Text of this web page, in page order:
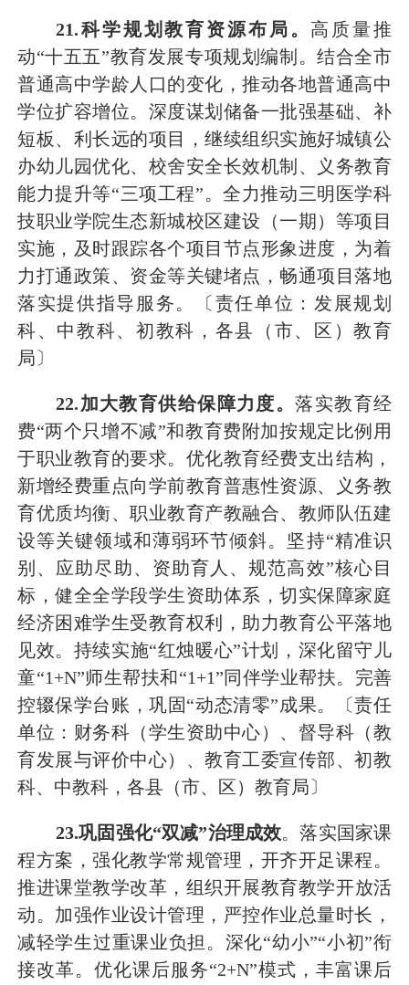
21.科学规划教育资源布局。 高质量推
动“十五五”教育发展专项规划编制 。结合全市
普通高中学龄人口的变化，推动各地普通高中
学位扩容增位。 深度谋划储备一批强基础、补
短板、利长远的项目
，继续组织实施好城镇公
办幼儿园优化、校舍安全长效机制、义务教育
能力提升等“三项工程”。全力推动三明医学科
技职业学院生态新城校区建设（一期）等项目
实施，及时跟踪各个项目节点形象进度，为着
力打通政策、资金等关键堵点，畅通项目落地
落实提供指导服务。
〔责任单位：发展规划
科、中教科、初教科 ，各县（市、区）教育
局〕
22.加大教育供给保障力度。落实教育经
费“两个只增不减”和教育费附加按规定比例用
于职业教育的要求。 优化教育经费支出结构，
新增经费重点向学前教育普惠性资源、义务教
育优质均衡、职业教育产教融合、教师队伍建
设等关键领域和薄弱环节倾斜。坚持“精准识
别、应助尽助、资助育人、规范高效”核心目
标，健全全学段学生资助体系，切实保障家庭
经济困难学生受教育权利，助力教育公平落地
见效。 持续实施“红烛暖心”计划，深化留守儿
童“1+N”师生帮扶和“1+1”同伴学业帮扶。 完善
控辍保学台账，巩固“动态清零”成果。
〔责任
单位：财务科（学生资助中心）、督导科（教
育发展与评价中心）
、教育工委宣传部、初教
科、中教科 ， 各县（市、区）教育局〕
23.巩固强化“双减”治理成效。落实国家课
程方案，强化教学常规管理，开齐开足课程。
推进课堂教学改革， 组织开展教育教学开放活
动。加强作业设计管理，严控作业总量时长 ，
减轻学生过重课业负担。深化“幼小”“小初”衔
接改革。 优化课后服务“2+N”模式，丰富课后